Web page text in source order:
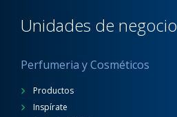
Unidades de negocio
Perfumeria y Cosméticos
Productos
Inspírate